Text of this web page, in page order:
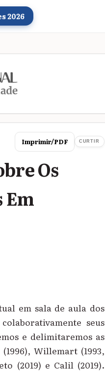
2026
Imprimir/PDF CURTIR
Os
Em
em sala de aula dos
seus
e delimitaremos as
Willemart (1993,
(2019) e Calil (2019).